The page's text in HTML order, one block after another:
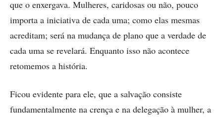
que o enxergava. Mulheres, caridosas ou não, pouco
importa a iniciativa de cada uma; como elas mesmas
acreditam; será na mudança de plano que a verdade de
cada uma se revelará. Enquanto isso não acontece
retomemos a história.
Ficou evidente para ele, que a salvação consiste
fundamentalmente na crença e na delegação à mulher, a